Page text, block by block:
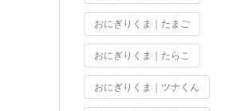
おにぎりくま｜たまご
おにぎりくま｜たらこ
おにぎりくま｜ツナくん